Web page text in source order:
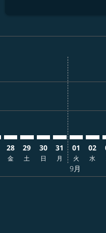
オファーを探す
オファーを探す
disclaimer. オファーを探す
disclaimer. オファーを
offers-disclaimer. オファ
view-offers-disclaimer. オ
cmp-view-offers-
cmp-view-offers-
UKB–SIN: cmp-view-
28
金
UKB–SIN: cmp-view-
29
土
UKB–SIN: cmp-
30
日
UKB–SIN:
31
月
01
火
9月
02
水